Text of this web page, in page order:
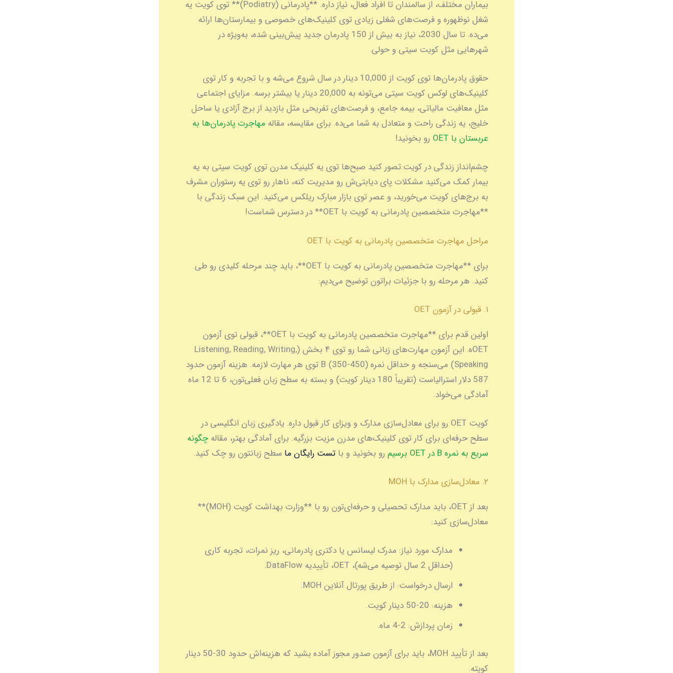
بیماران مختلف، از سالمندان تا افراد فعال، نیاز داره. **پادرمانی (Podiatry)** توی کویت یه
شغل نوظهوره و فرصت‌های شغلی زیادی توی کلینیک‌های خصوصی و بیمارستان‌ها ارائه
می‌ده. تا سال 2030، نیاز به بیش از 150 پادرمان جدید پیش‌بینی شده، به‌ویژه در
شهرهایی مثل کویت سیتی و حولی.
حقوق پادرمان‌ها توی کویت از 10,000 دینار در سال شروع می‌شه و با تجربه و کار توی
کلینیک‌های لوکس کویت سیتی می‌تونه به 20,000 دینار یا بیشتر برسه. مزایای اجتماعی
مثل معافیت مالیاتی، بیمه جامع، و فرصت‌های تفریحی مثل بازدید از برج آزادی یا ساحل
خلیج، یه زندگی راحت و متعادل به شما می‌ده. برای مقایسه، مقاله مهاجرت پادرمان‌ها به
عربستان با OET
رو بخونید!
چشم‌انداز زندگی در کویت:تصور کنید صبح‌ها توی یه کلینیک مدرن توی کویت سیتی به یه
بیمار کمک می‌کنید مشکلات پای دیابتی‌ش رو مدیریت کنه، ناهار رو توی یه رستوران مشرف
به برج‌های کویت می‌خورید، و عصر توی بازار مبارک ریلکس می‌کنید. این سبک زندگی با
**مهاجرت متخصصین پادرمانی به کویت با OET** در دسترس شماست!
مراحل مهاجرت متخصصین پادرمانی به کویت با OET
برای **مهاجرت متخصصین پادرمانی به کویت با OET**، باید چند مرحله کلیدی رو طی
کنید. هر مرحله رو با جزئیات براتون توضیح می‌دیم:
۱. قبولی در آزمون OET
اولین قدم برای **مهاجرت متخصصین پادرمانی به کویت با OET**، قبولی توی آزمون
OETه. این آزمون مهارت‌های زبانی شما رو توی ۴ بخش (Listening, Reading, Writing,
Speaking) می‌سنجه و حداقل نمره B (350-450) توی هر مهارت لازمه. هزینه آزمون حدود
587 دلار استرالیاست (تقریباً 180 دینار کویت) و بسته به سطح زبان فعلی‌تون، 6 تا 12 ماه
آمادگی می‌خواد.
کویت OET رو برای معادل‌سازی مدارک و ویزای کار قبول داره. یادگیری زبان انگلیسی در
سطح حرفه‌ای برای کار توی کلینیک‌های مدرن مزیت بزرگیه. برای آمادگی بهتر، مقالهچگونه
سریع به نمره B در OET برسیم
رو بخونید و باتست رایگان ما سطح زبانتون رو چک کنید.
۲. معادل‌سازی مدارک با MOH
بعد از OET، باید مدارک تحصیلی و حرفه‌ای‌تون رو با **وزارت بهداشت کویت (MOH)**
معادل‌سازی کنید:
مدارک مورد نیاز: مدرک لیسانس یا دکتری پادرمانی، ریز نمرات، تجربه کاری
(حداقل 2 سال توصیه می‌شه)، OET، تأییدیه DataFlow.
ارسال درخواست: از طریق پورتال آنلاین MOH.
هزینه:
زمان پردازش:
بعد از تأیید MOH، باید برای آزمون صدور مجوز آماده بشید که هزینه‌اش حدود 30-50 دینار
کویته.